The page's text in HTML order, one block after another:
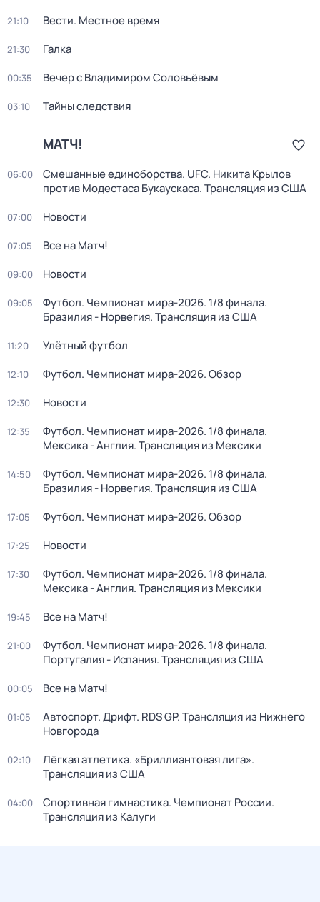
21:10 Вести. Местное время
21:30 Галка
00:35 Вечер с Владимиром Соловьёвым
03:10 Тайны следствия
МАТЧ!
06:00
Смешанные единоборства. UFC. Никита Крылов
против Модестаса Букаускаса. Трансляция из США
07:00 Новости
07:05 Все на Матч!
09:00 Новости
09:05
Футбол. Чемпионат мира-2026. 1/8 финала.
Бразилия - Норвегия. Трансляция из США
11:20 Улётный футбол
12:10 Футбол. Чемпионат мира-2026. Обзор
12:30 Новости
12:35
Футбол. Чемпионат мира-2026. 1/8 финала.
Мексика - Англия. Трансляция из Мексики
14:50
Футбол. Чемпионат мира-2026. 1/8 финала.
Бразилия - Норвегия. Трансляция из США
17:05 Футбол. Чемпионат мира-2026. Обзор
17:25 Новости
17:30
Футбол. Чемпионат мира-2026. 1/8 финала.
Мексика - Англия. Трансляция из Мексики
19:45 Все на Матч!
21:00
Футбол. Чемпионат мира-2026. 1/8 финала.
Португалия - Испания. Трансляция из США
00:05 Все на Матч!
01:05
Автоспорт. Дрифт. RDS GP. Трансляция из Нижнего
Новгорода
02:10
Лёгкая атлетика. «Бриллиантовая лига».
Трансляция из США
04:00
Спортивная гимнастика. Чемпионат России.
Трансляция из Калуги